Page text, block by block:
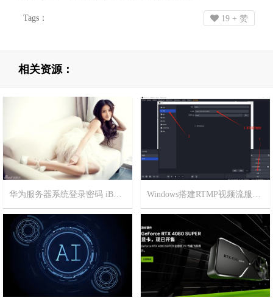
Tags： 19 + 赞
相关资源：
2025-8-6 2025-7-30 13